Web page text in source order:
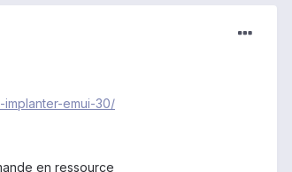
emui-30/
en ressource